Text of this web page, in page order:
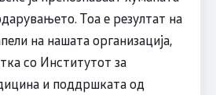
Тоа е резултат на
на нашата организација,
со Институтот за
и поддршката од